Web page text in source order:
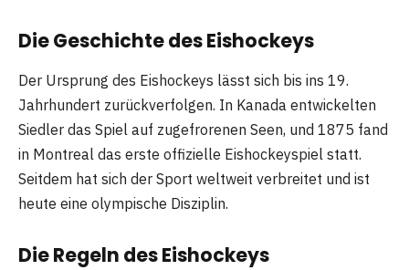
Die Geschichte des Eishockeys
Der Ursprung des Eishockeys lässt sich bis ins 19.
Jahrhundert zurückverfolgen. In Kanada entwickelten
Siedler das Spiel auf zugefrorenen Seen, und 1875 fand
in Montreal das erste offizielle Eishockeyspiel statt.
Seitdem hat sich der Sport weltweit verbreitet und ist
heute eine olympische Disziplin.
Die Regeln des Eishockeys